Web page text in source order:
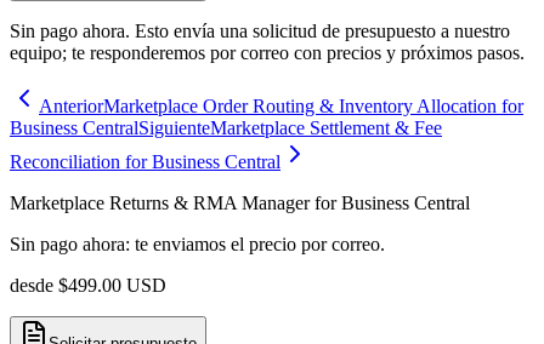
Sin pago ahora. Esto envía una solicitud de presupuesto a nuestro
equipo; te responderemos por correo con precios y próximos pasos.
AnteriorMarketplace Order Routing & Inventory Allocation for
Business CentralSiguienteMarketplace Settlement & Fee
Reconciliation for Business Central
Marketplace Returns & RMA Manager for Business Central
Sin pago ahora: te enviamos el precio por correo.
desde $499.00 USD